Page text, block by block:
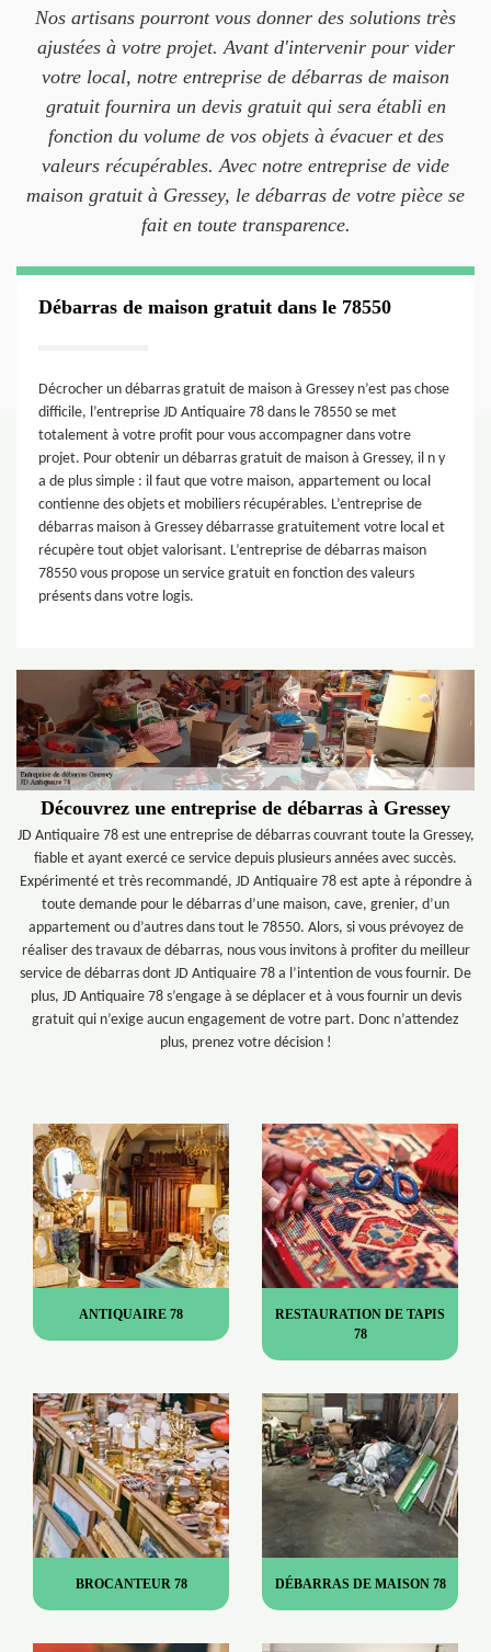
Nos artisans pourront vous donner des solutions très
ajustées à votre projet. Avant d'intervenir pour vider
votre local, notre entreprise de débarras de maison
gratuit fournira un devis gratuit qui sera établi en
fonction du volume de vos objets à évacuer et des
valeurs récupérables. Avec notre entreprise de vide
maison gratuit à Gressey, le débarras de votre pièce se
fait en toute transparence.
Débarras de maison gratuit dans le 78550
Décrocher un débarras gratuit de maison à Gressey n’est pas chose
difficile, l’entreprise JD Antiquaire 78 dans le 78550 se met
totalement à votre profit pour vous accompagner dans votre
projet. Pour obtenir un débarras gratuit de maison à Gressey, il n y
a de plus simple : il faut que votre maison, appartement ou local
contienne des objets et mobiliers récupérables. L’entreprise de
débarras maison à Gressey débarrasse gratuitement votre local et
récupère tout objet valorisant. L’entreprise de débarras maison
78550 vous propose un service gratuit en fonction des valeurs
présents dans votre logis.
Découvrez une entreprise de débarras à Gressey
JD Antiquaire 78 est une entreprise de débarras couvrant toute la Gressey,
fiable et ayant exercé ce service depuis plusieurs années avec succès.
Expérimenté et très recommandé, JD Antiquaire 78 est apte à répondre à
toute demande pour le débarras d’une maison, cave, grenier, d’un
appartement ou d’autres dans tout le 78550. Alors, si vous prévoyez de
réaliser des travaux de débarras, nous vous invitons à profiter du meilleur
service de débarras dont JD Antiquaire 78 a l’intention de vous fournir. De
plus, JD Antiquaire 78 s’engage à se déplacer et à vous fournir un devis
gratuit qui n’exige aucun engagement de votre part. Donc n’attendez
plus, prenez votre décision !
ANTIQUAIRE 78
RESTAURATION DE TAPIS
78
BROCANTEUR 78 DÉBARRAS DE MAISON 78